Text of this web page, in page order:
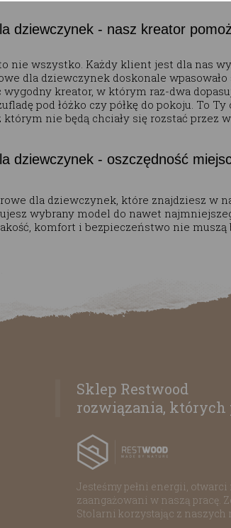
dziewczynek - nasz kreator
nie wszystko. Każdy klient jest dla nas
dla dziewczynek doskonale
kreator, w którym raz-dwa
pod łóżko czy półkę do pokoju. To
z którym nie będą chciały się rozstać przez
dziewczynek - oszczędność
dla dziewczynek, które znajdziesz w
wybrany model do nawet
komfort i bezpieczeństwo nie
Sklep Restwood
rozwiązania, których
Jesteśmy pełni energii, otwarci
zaangażowani w naszą pracę.
Stolarni korzystając z naszych